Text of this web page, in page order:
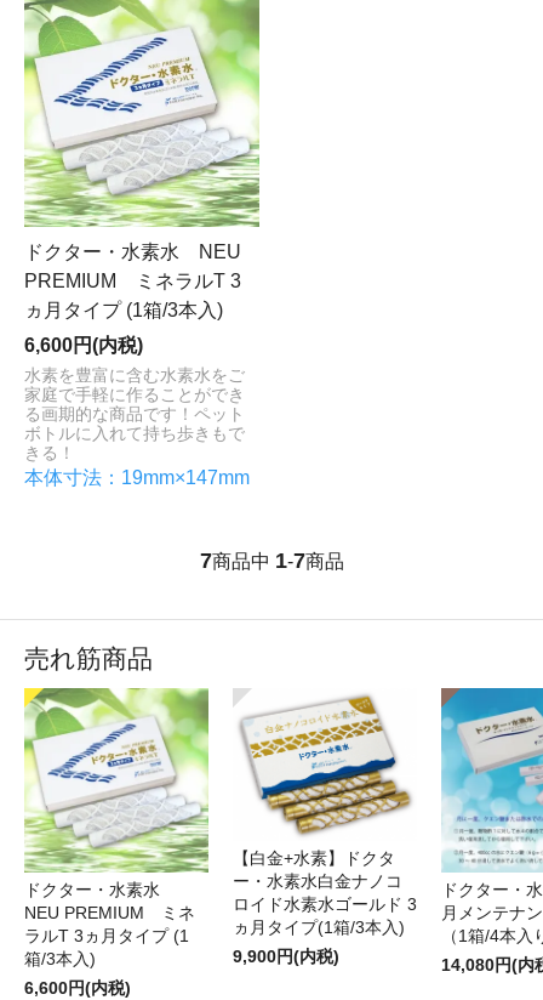
ドクター・水素水 NEU
PREMIUM ミネラルT 3
ヵ月タイプ (1箱/3本入)
6,600円(内税)
水素を豊富に含む水素水をご
家庭で手軽に作ることができ
る画期的な商品です！ペット
ボトルに入れて持ち歩きもで
きる！
本体寸法：19mm×147mm
7商品中 1-7商品
売れ筋商品
ドクター・水素水
NEU PREMIUM ミネ
ラルT 3ヵ月タイプ (1
箱/3本入)
6,600円(内税)
【白金+水素】ドクタ
ー・水素水白金ナノコ
ロイド水素水ゴールド 3
ヵ月タイプ(1箱/3本入)
9,900円(内税)
ドクター・
月メンテナ
（1箱/4本入
14,080円(内